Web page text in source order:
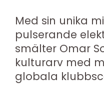
Med sin unika
pulserande
smälter Omar
kulturarv med
globala